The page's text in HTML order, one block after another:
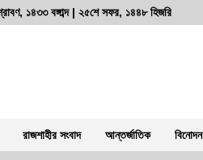
১৪৩৩ বঙ্গাব্দ | ২৫শে সফর, ১৪৪৮ হিজরি
রাজশাহীর সংবাদ আন্তর্জাতিক বিনোদন